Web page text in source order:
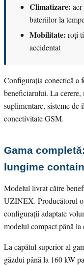
Climatizare:
bateriilor la
Mobilitate: roți
accidentat
Configurația conectică a
beneficiarului. La
suplimentare, sisteme de
conectivitate GSM.
Gama
lungime
Modelul livrat către
UZINEX. Producătorul
configurații adaptate
modelul compact până
La capătul superior al
găzdui până la 160 kW